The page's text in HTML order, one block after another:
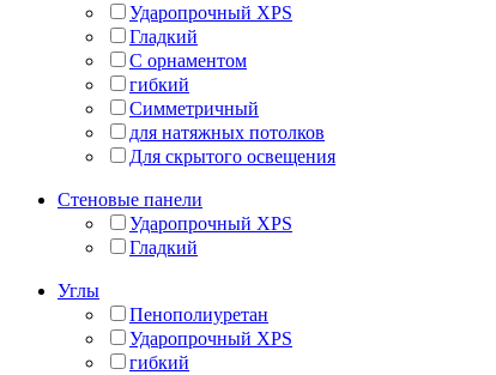
Ударопрочный XPS
Гладкий
С орнаментом
гибкий
Симметричный
для натяжных потолков
Для скрытого освещения
Стеновые панели
Ударопрочный XPS
Гладкий
Углы
Пенополиуретан
Ударопрочный XPS
гибкий